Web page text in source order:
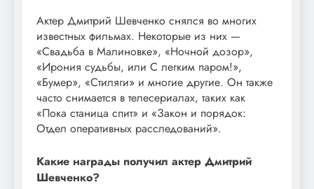
Актер Дмитрий Шевченко снялся во многих
известных фильмах. Некоторые из них —
«Свадьба в Малиновке», «Ночной дозор»,
«Ирония судьбы, или С легким паром!»,
«Бумер», «Стиляги» и многие другие. Он также
часто снимается в телесериалах, таких как
«Пока станица спит» и «Закон и порядок:
Отдел оперативных расследований».
Какие награды получил актер Дмитрий
Шевченко?